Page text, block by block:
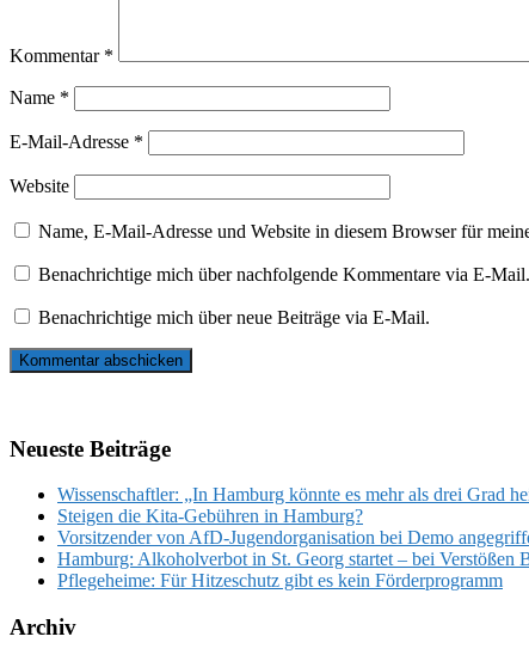
Kommentar *
Name *
E-Mail-Adresse *
Website
Name, E-Mail-Adresse und Website in diesem Browser für
Benachrichtige mich über nachfolgende Kommentare via E-Mail.
Benachrichtige mich über neue Beiträge via E-Mail.
Neueste Beiträge
Wissenschaftler: „In Hamburg könnte es mehr als drei Grad
Steigen die Kita-Gebühren in Hamburg?
Vorsitzender von AfD-Jugendorganisation bei Demo
Hamburg: Alkoholverbot in St. Georg startet – bei Verstößen
Pflegeheime: Für Hitzeschutz gibt es kein Förderprogramm
Archiv